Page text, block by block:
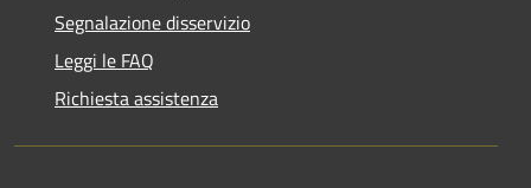
Segnalazione disservizio
Leggi le FAQ
Richiesta assistenza